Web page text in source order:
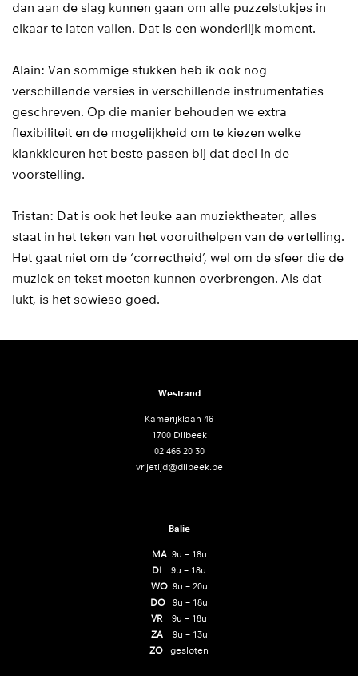
dan aan de slag kunnen gaan om alle puzzelstukjes in
elkaar te laten vallen. Dat is een wonderlijk moment.
Alain: Van sommige stukken heb ik ook nog
verschillende versies in verschillende instrumentaties
geschreven. Op die manier behouden we extra
flexibiliteit en de mogelijkheid om te kiezen welke
klankkleuren het beste passen bij dat deel in de
voorstelling.
Tristan: Dat is ook het leuke aan muziektheater, alles
staat in het teken van het vooruithelpen van de vertelling.
Het gaat niet om de ‘correctheid’, wel om de sfeer die de
muziek en tekst moeten kunnen overbrengen. Als dat
lukt, is het sowieso goed.
Westrand
Kamerijklaan 46
1700 Dilbeek
02 466 20 30
vrijetijd@dilbeek.be
Balie
MA 9u – 18u
DI 9u – 18u
WO9u – 20u
DO 9u – 18u
VR 9u – 18u
ZA
9u – 13u
ZO gesloten